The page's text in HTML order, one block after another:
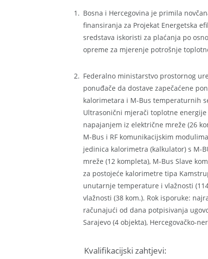
Bosna i Hercegovina je primila
finansiranja za Projekat Energetska
sredstava iskoristi za plaćanja po
opreme za mjerenje potrošnje
Federalno ministarstvo prostornog
ponuđače da dostave zapečaćene
kalorimetara i M-Bus temperaturnih
Ultrasonični mjerači toplotne
napajanjem iz električne mreže (26
M-Bus i RF komunikacijskim
jedinica kalorimetra (kalkulator) s M-
mreže (12 kompleta), M-Bus Slave
za postojeće kalorimetre tipa
unutarnje temperature i vlažnosti
vlažnosti (38 kom.). Rok isporuke:
računajući od dana potpisivanja
Sarajevo (4 objekta), Hercegovačko-
Kvalifikacijski zahtjevi: